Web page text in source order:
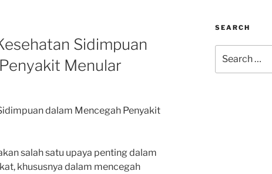
Sidimpuan
Menular
dalam Mencegah Penyakit
salah satu upaya penting dalam
khususnya dalam mencegah
SEARCH
for: